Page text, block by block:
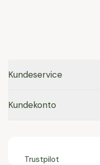
Kundeservice
Kundekonto
Trustpilot